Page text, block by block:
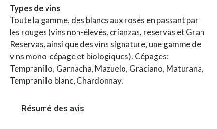
Types de vins
Toute la gamme, des blancs aux rosés en passant par
les rouges (vins non-élevés, crianzas, reservas et Gran
Reservas, ainsi que des vins signature, une gamme de
vins mono-cépage et biologiques). Cépages:
Tempranillo, Garnacha, Mazuelo, Graciano, Maturana,
Tempranillo blanc, Chardonnay.
Résumé des avis